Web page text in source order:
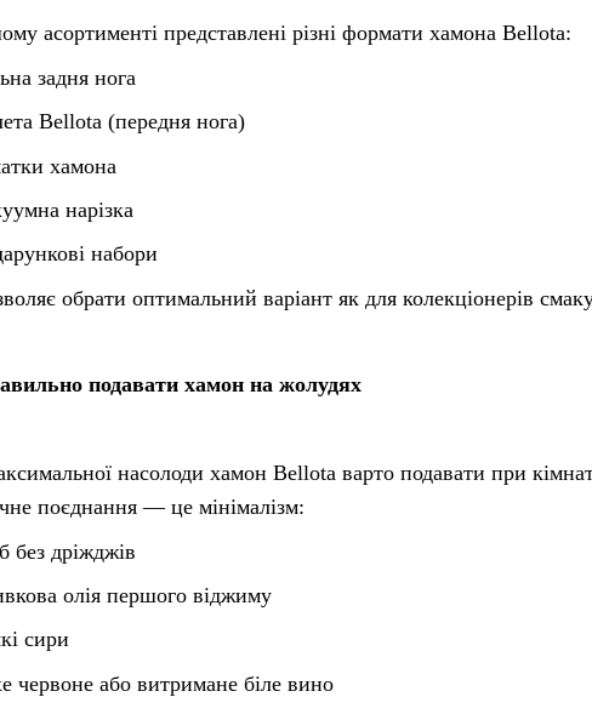
асортименті представлені різні формати хамона Bellota:
задня нога
Bellota (передня нога)
хамона
нарізка
набори
обрати оптимальний варіант як для колекціонерів
подавати хамон на жолудях
насолоди хамон Bellota варто подавати при
поєднання — це мінімалізм:
без дріжджів
олія першого віджиму
сири
червоне або витримане біле вино